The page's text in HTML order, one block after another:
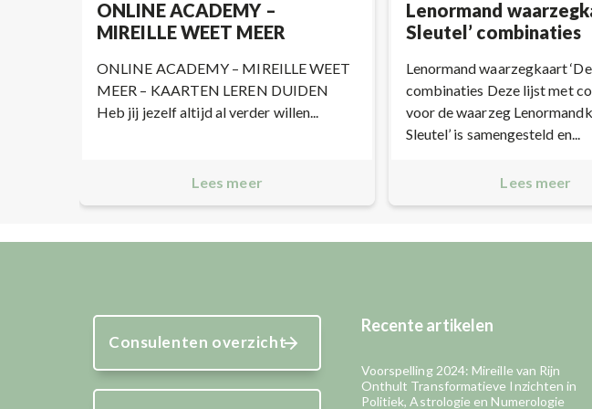
ONLINE ACADEMY –
MIREILLE WEET MEER
ONLINE ACADEMY – MIREILLE WEET
MEER – KAARTEN LEREN DUIDEN
Heb jij jezelf altijd al verder willen...
Lees meer
Lenormand
Sleutel’ combinaties
Lenormand waarzegkaart ‘De
combinaties Deze lijst met
voor de waarzeg
Sleutel’ is samengesteld en...
Lees meer
Consulenten overzicht
Recente artikelen
Voorspelling 2024: Mireille van Rijn
Onthult Transformatieve Inzichten in
Politiek, Astrologie en Numerologie